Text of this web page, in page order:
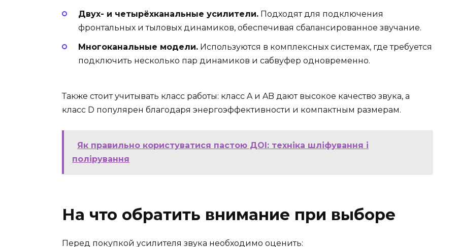
Двух- и четырёхканальные усилители. Подходят для подключения
фронтальных и тыловых динамиков, обеспечивая сбалансированное звучание.
Многоканальные модели. Используются в комплексных системах, где требуется
подключить несколько пар динамиков и сабвуфер одновременно.
Также стоит учитывать класс работы: класс A и AB дают высокое качество звука, а
класс D популярен благодаря энергоэффективности и компактным размерам.
Як правильно користуватися пастою ДОІ: техніка шліфування і
полірування
На что обратить внимание при выборе
Перед покупкой усилителя звука необходимо оценить: